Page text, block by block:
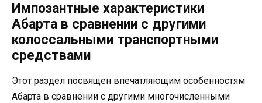
Импозантные характеристики
Абарта в сравнении с другими
колоссальными транспортными
средствами
Этот раздел посвящен впечатляющим особенностям
Абарта в сравнении с другими многочисленными